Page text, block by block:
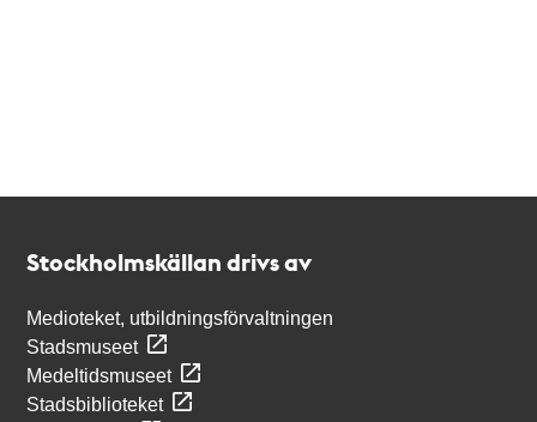
Stockholmskällan drivs av
Medioteket, utbildningsförvaltningen
Stadsmuseet
Medeltidsmuseet
Stadsbiblioteket